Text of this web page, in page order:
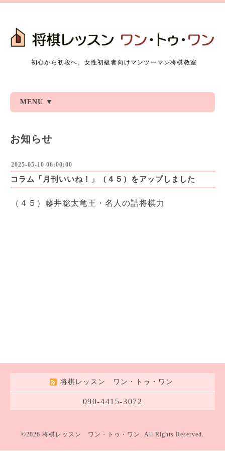
初心から初段へ。女性初級者向けマンツーマン将棋教室
MENU ▼
お知らせ
2025-05-10 06:00:00
コラム「月刊いいね！」（４５）をアップしました
（４５）藤井聡太竜王・名人の詰将棋力
将棋レッスン ワン・トゥ・ワン
090-4415-3072
©2026 将棋レッスン ワン・トゥ・ワン . All Rights Reserved.